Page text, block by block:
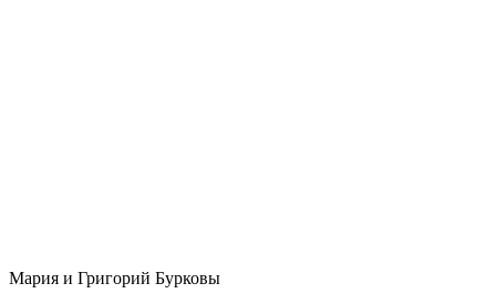
Мария и Григорий Бурковы